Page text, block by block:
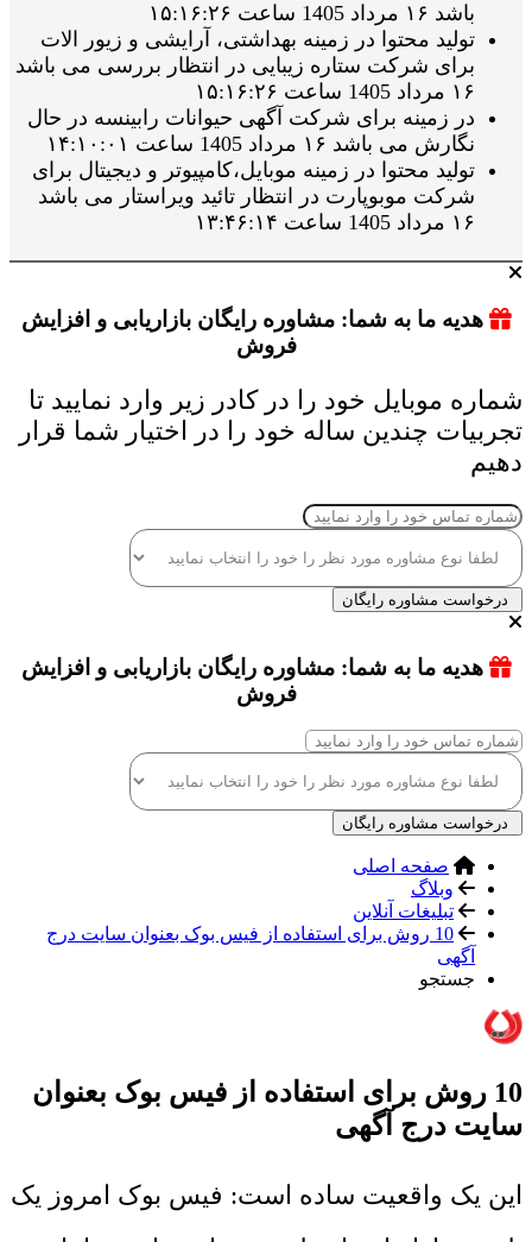
باشد ۱۶ مرداد 1405 ساعت ۱۵:۱۶:۲۶
تولید محتوا در زمینه بهداشتی، آرایشی و زیور الات
برای شرکت ستاره زیبایی در انتظار بررسی می باشد
۱۶ مرداد 1405 ساعت ۱۵:۱۶:۲۶
در زمینه برای شرکت آگهی حیوانات رابینسه در حال
نگارش می باشد ۱۶ مرداد 1405 ساعت ۱۴:۱۰:۰۱
تولید محتوا در زمینه موبایل،کامپیوتر و دیجیتال برای
شرکت موبوپارت در انتظار تائید ویراستار می باشد
۱۶ مرداد 1405 ساعت ۱۳:۴۶:۱۴
هدیه ما به شما: مشاوره رایگان بازاریابی و افزایش
فروش
شماره موبایل خود را در کادر زیر وارد نمایید تا
تجربیات چندین ساله خود را در اختیار شما قرار
دهیم
درخواست مشاوره رایگان
هدیه ما به شما: مشاوره رایگان بازاریابی و افزایش
فروش
درخواست مشاوره رایگان
صفحه اصلی
وبلاگ
تبلیغات آنلاین
10 روش برای استفاده از فیس بوک بعنوان سایت درج
آگهی
جستجو
10 روش برای استفاده از فیس بوک بعنوان
سایت درج آگهی
این یک واقعیت ساده است: فیس بوک امروز یک